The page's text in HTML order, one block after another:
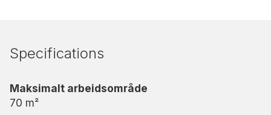
løsning med lavt energiforbruk og høy ytelse.
vanntank sørger for at enheten alltid fungerer
optimalt.
Specifications
Maksimalt arbeidsområde
70 m²